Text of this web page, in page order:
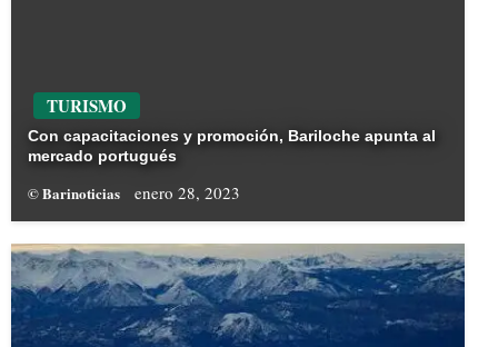
TURISMO
Con capacitaciones y promoción, Bariloche apunta al
mercado portugués
© Barinoticias enero 28, 2023